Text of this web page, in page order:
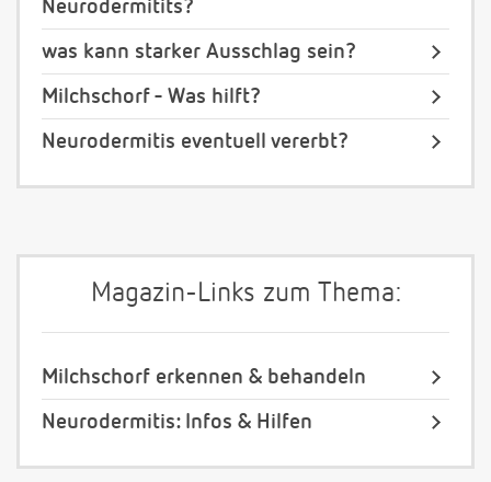
Neurodermitits?
was kann starker Ausschlag sein?
Milchschorf - Was hilft?
Neurodermitis eventuell vererbt?
Magazin-Links zum Thema:
Milchschorf erkennen & behandeln
Neurodermitis: Infos & Hilfen